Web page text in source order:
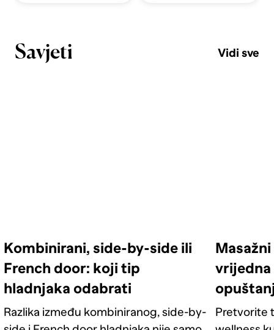
Savjeti Vidi sve
Kombinirani, side-by-side ili
French door: koji tip
hladnjaka odabrati
Razlika između kombiniranog, side-by-
vrijedna
Pretvorite